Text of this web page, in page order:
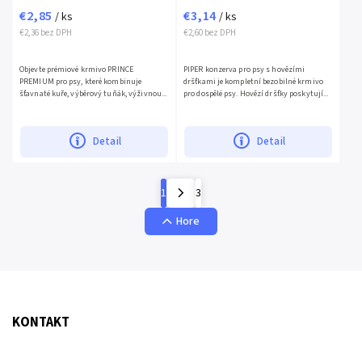
€2,36 bez DPH
€2,85 / ks
Detail
Objevte prémiové krmivo PRINCE
PREMIUM pro psy, které kombinuje
šťavnaté kuře, výběrový tuňák, výživnou...
€2,60 bez DPH
€3,14/ ks
Detail
PIPER konzerva pro psy s hovězími
dršťkami je kompletní bezobilné krmivo
pro dospělé psy. Hovězí dršťky poskytují...
1
3
Hore
KONTAKT